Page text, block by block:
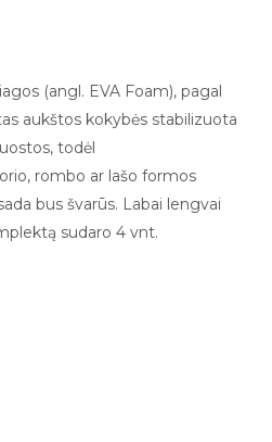
(angl. EVA Foam), pagal
aukštos kokybės stabilizuota
, todėl
rombo ar lašo formos
bus švarūs. Labai lengvai
sudaro 4 vnt.